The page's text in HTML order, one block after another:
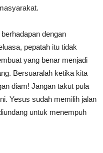
dengan
pepatah itu tidak
yang benar menjadi
Bersuaralah ketika kita
diam! Jangan takut pula
Yesus sudah memilih jalan
untuk menempuh